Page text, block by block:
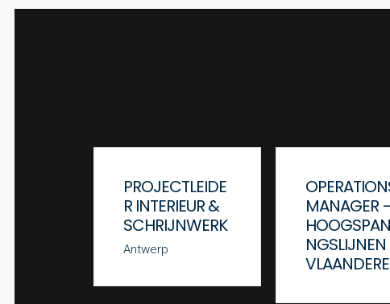
PROJECTLEIDE
R INTERIEUR &
SCHRIJNWERK
Antwerp
MANAGER